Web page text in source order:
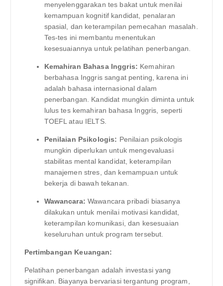
menyelenggarakan tes bakat untuk menilai
kemampuan kognitif kandidat, penalaran
spasial, dan keterampilan pemecahan masalah.
Tes-tes ini membantu menentukan
kesesuaiannya untuk pelatihan penerbangan.
Kemahiran Bahasa Inggris: Kemahiran
berbahasa Inggris sangat penting, karena ini
adalah bahasa internasional dalam
penerbangan. Kandidat mungkin diminta untuk
lulus tes kemahiran bahasa Inggris, seperti
TOEFL atau IELTS.
Penilaian Psikologis: Penilaian psikologis
mungkin diperlukan untuk mengevaluasi
stabilitas mental kandidat, keterampilan
manajemen stres, dan kemampuan untuk
bekerja di bawah tekanan.
Wawancara: Wawancara pribadi biasanya
dilakukan untuk menilai motivasi kandidat,
keterampilan komunikasi, dan kesesuaian
keseluruhan untuk program tersebut.
Pertimbangan Keuangan:
Pelatihan penerbangan adalah investasi yang
signifikan. Biayanya bervariasi tergantung program,